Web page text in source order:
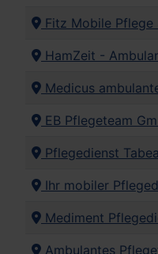
Fitz Mobile
HamZeit -
Medicus
EB Pflegeteam
Pflegedienst
Ihr mobiler
Mediment
Ambulantes